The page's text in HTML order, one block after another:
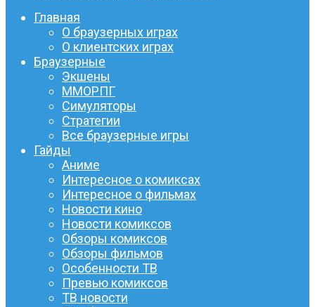
Главная
О браузерных играх
О клиентских играх
Браузерные
Экшены
ММОРПГ
Симуляторы
Стратегии
Все браузерные игры
Гайды
Аниме
Интересное о комиксах
Интересное о фильмах
Новости кино
Новости комиксов
Обзоры комиксов
Обзоры фильмов
Особенности ТВ
Превью комиксов
ТВ новости